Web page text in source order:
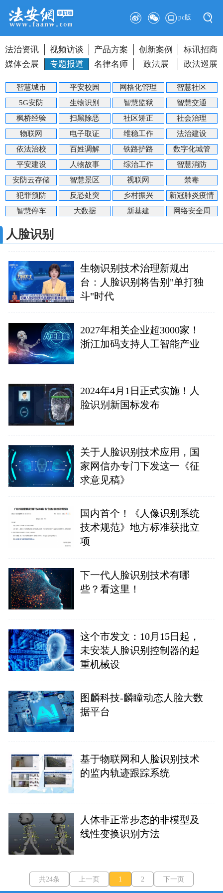
pc版
法治资讯 视频访谈 产品方案 创新案例
标讯招商
媒体会展
专题报道 名律名师 政法展 政法巡展
智慧城市 平安校园 网格化管理
智慧社区
5G安防
生物识别 智慧监狱
智慧交通
枫桥经验
扫黑除恶 社区矫正
社会治理
物联网
电子取证 维稳工作
法治建设
依法治校
百姓调解 铁路护路
数字化城管
平安建设
人物故事 综治工作
智慧消防
安防云存储
智慧景区 视联网
禁毒
犯罪预防
反恐处突 乡村振兴
新冠肺炎疫情
智慧停车
大数据 新基建 网络安全周
人脸识别
生物识别技术治理新规出
台：人脸识别将告别"单打独
斗"时代
2027年相关企业超3000家！
浙江加码支持人工智能产业
2024年4月1日正式实施！人
脸识别新国标发布
关于人脸识别技术应用，国
家网信办专门下发这一《征
求意见稿》
国内首个！《人像识别系统
技术规范》地方标准获批立
项
下一代人脸识别技术有哪
些？看这里！
这个市发文：10月15日起，
未安装人脸识别控制器的起
重机械设
图麟科技-麟瞳动态人脸大数
据平台
基于物联网和人脸识别技术
的监内轨迹跟踪系统
人体非正常步态的非模型及
线性变换识别方法
共24条 上一页 1 2 下一页